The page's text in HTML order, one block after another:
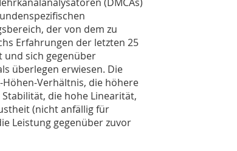
der von dem zu
Erfahrungen der letzten 25
und sich gegenüber
überlegen erwiesen. Die
Höhen-Verhältnis, die höhere
die hohe Linearität,
(nicht anfällig für
Leistung gegenüber zuvor